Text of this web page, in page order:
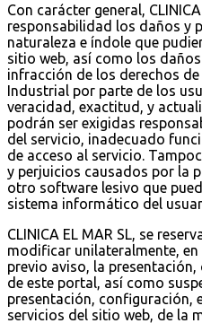
Con carácter general,
responsabilidad los daños y
naturaleza e índole que
sitio web, así como los
infracción de los derechos
Industrial por parte de los
veracidad, exactitud, y
podrán ser exigidas
del servicio, inadecuado
de acceso al servicio.
y perjuicios causados por la
otro software lesivo que
sistema informático del
CLINICA EL MAR SL, se
modificar unilateralmente,
previo aviso, la
de este portal, así como
presentación, configuración,
servicios del sitio web, de la